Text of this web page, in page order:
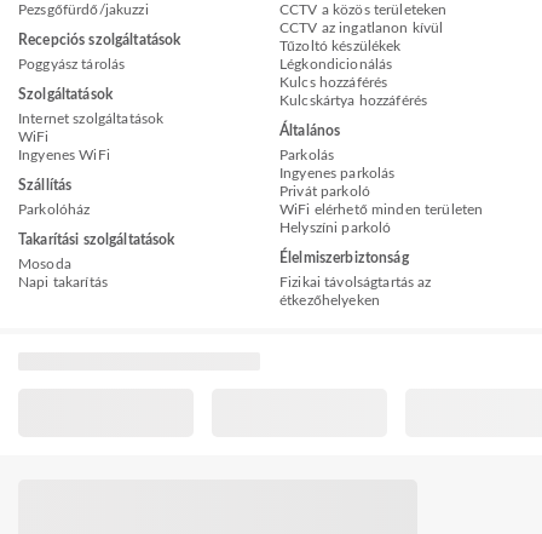
Pezsgőfürdő/jakuzzi
Recepciós szolgáltatások
Poggyász tárolás
Szolgáltatások
Internet szolgáltatások
WiFi
Ingyenes WiFi
Szállítás
Parkolóház
Takarítási szolgáltatások
Mosoda
Napi takarítás
CCTV a közös területeken
CCTV az ingatlanon kívül
Tűzoltó készülékek
Légkondicionálás
Kulcs hozzáférés
Kulcskártya hozzáférés
Általános
Parkolás
Ingyenes parkolás
Privát parkoló
WiFi elérhető minden területen
Helyszíni parkoló
Élelmiszerbiztonság
Fizikai távolságtartás az
étkezőhelyeken